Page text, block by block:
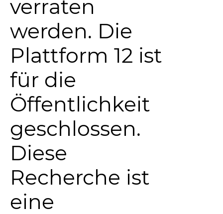
verraten
werden. Die
Plattform 12 ist
für die
Öffentlichkeit
geschlossen.
Diese
Recherche ist
eine